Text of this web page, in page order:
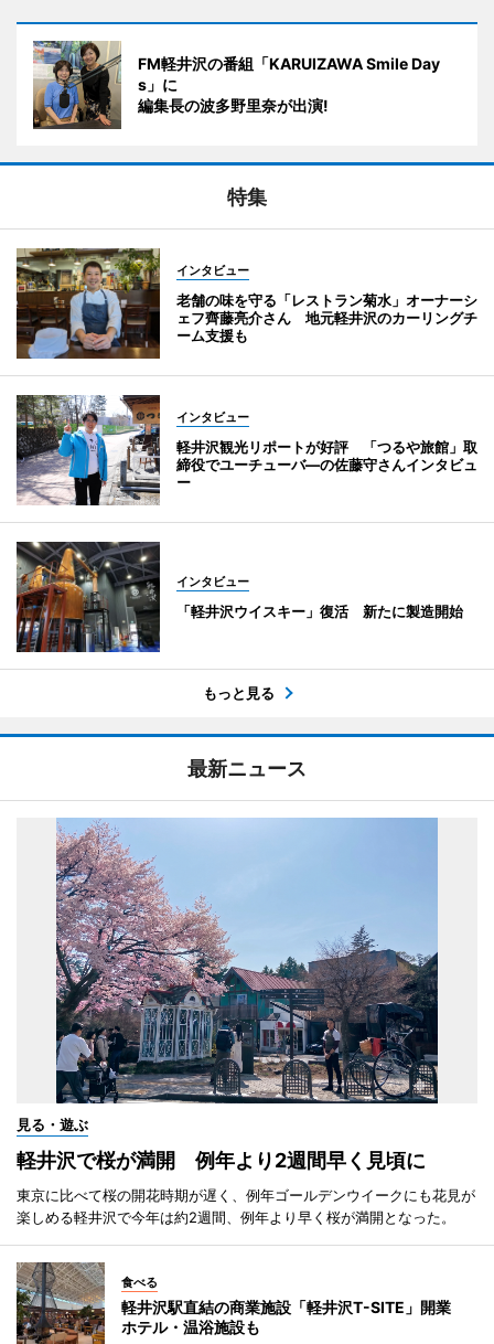
FM軽井沢の番組「KARUIZAWA Smile Day
s」に
編集長の波多野里奈が出演!
特集
インタビュー
老舗の味を守る「レストラン菊水」オーナーシ
ェフ齊藤亮介さん 地元軽井沢のカーリングチ
ーム支援も
インタビュー
軽井沢観光リポートが好評 「つるや旅館」取
締役でユーチューバ―の佐藤守さんインタビュ
ー
インタビュー
「軽井沢ウイスキー」復活 新たに製造開始
もっと見る
最新ニュース
見る・遊ぶ
軽井沢で桜が満開 例年より2週間早く見頃に
東京に比べて桜の開花時期が遅く、例年ゴールデンウイークにも花見が
楽しめる軽井沢で今年は約2週間、例年より早く桜が満開となった。
食べる
軽井沢駅直結の商業施設「軽井沢T-SITE」開業
ホテル・温浴施設も